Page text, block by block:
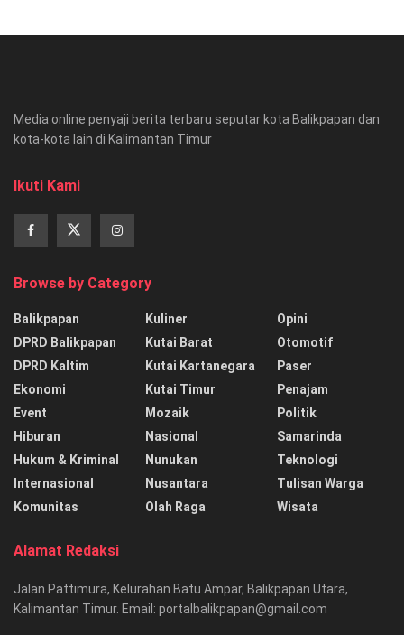
Media online penyaji berita terbaru seputar kota Balikpapan dan
kota-kota lain di Kalimantan Timur
Ikuti Kami
Browse by Category
Balikpapan
DPRD Balikpapan
DPRD Kaltim
Ekonomi
Event
Hiburan
Hukum & Kriminal
Internasional
Komunitas
Kuliner
Kutai Barat
Kutai Kartanegara
Kutai Timur
Mozaik
Nasional
Nunukan
Nusantara
Olah Raga
Opini
Otomotif
Paser
Penajam
Politik
Samarinda
Teknologi
Tulisan Warga
Wisata
Alamat Redaksi
Jalan Pattimura, Kelurahan Batu Ampar, Balikpapan Utara,
Kalimantan Timur. Email: portalbalikpapan@gmail.com